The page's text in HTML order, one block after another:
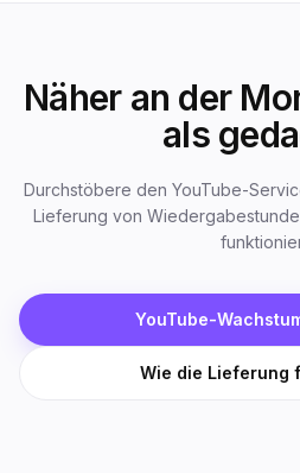
Näher an der
als
Durchstöbere den YouTube-
Lieferung von
YouTube-
Wie die Lieferung